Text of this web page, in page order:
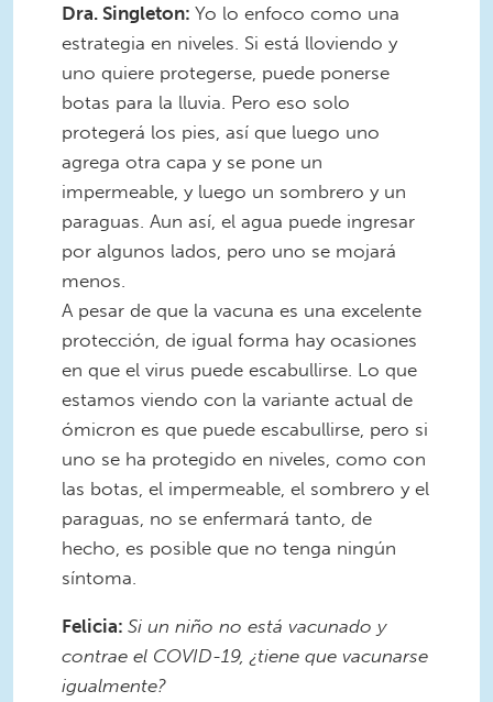
Dra. Singleton: Yo lo enfoco como una
estrategia en niveles. Si está lloviendo y
uno quiere protegerse, puede ponerse
botas para la lluvia. Pero eso solo
protegerá los pies, así que luego uno
agrega otra capa y se pone un
impermeable, y luego un sombrero y un
paraguas. Aun así, el agua puede ingresar
por algunos lados, pero uno se mojará
menos.
A pesar de que la vacuna es una excelente
protección, de igual forma hay ocasiones
en que el virus puede escabullirse. Lo que
estamos viendo con la variante actual de
ómicron es que puede escabullirse, pero si
uno se ha protegido en niveles, como con
las botas, el impermeable, el sombrero y el
paraguas, no se enfermará tanto, de
hecho, es posible que no tenga ningún
síntoma.
Felicia: Si un niño no está vacunado y
contrae el COVID-19, ¿tiene que vacunarse
igualmente?